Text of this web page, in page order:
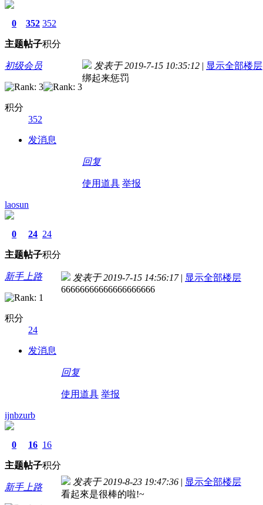
0
主题
352
帖子
352
积分
初级会员
积分
352
发消息
发表于 2019-7-15 10:35:12 | 显示全部楼层
绑起来惩罚
回复
使用道具 举报
laosun
0
主题
24
帖子
24
积分
新手上路
积分
24
发消息
发表于 2019-7-15 14:56:17 | 显示全部楼层
66666666666666666666
回复
使用道具 举报
ijnbzurb
0
主题
16
帖子
16
积分
新手上路
发表于 2019-8-23 19:47:36 | 显示全部楼层
看起來是很棒的啦!~